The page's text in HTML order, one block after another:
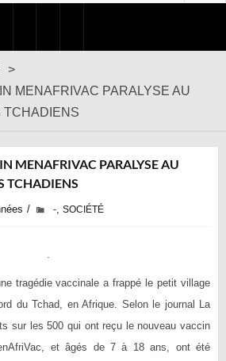
>
MENAFRIVAC PARALYSE AU
TCHADIENS
MENAFRIVAC PARALYSE AU
TCHADIENS
-, SOCIÉTÉ
tragédie vaccinale a frappé le petit village
du Tchad, en Afrique. Selon le journal La
sur les 500 qui ont reçu le nouveau vaccin
et âgés de 7 à 18 ans, ont été